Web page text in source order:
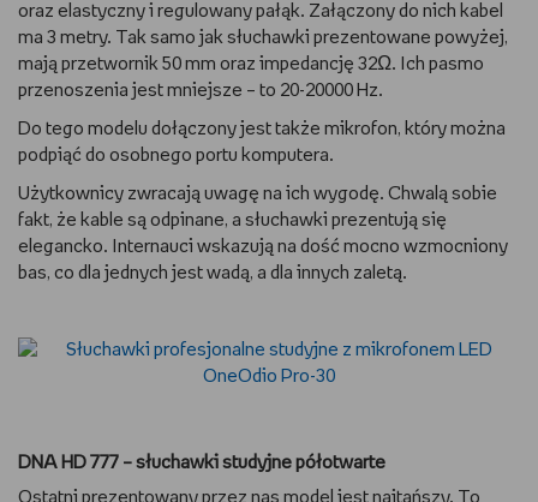
oraz elastyczny i regulowany pałąk. Załączony do nich kabel
ma 3 metry. Tak samo jak słuchawki prezentowane powyżej,
mają przetwornik 50 mm oraz impedancję 32Ω. Ich pasmo
przenoszenia jest mniejsze – to 20-20000 Hz.
Do tego modelu dołączony jest także mikrofon, który można
podpiąć do osobnego portu komputera.
Użytkownicy zwracają uwagę na ich wygodę. Chwalą sobie
fakt, że kable są odpinane, a słuchawki prezentują się
elegancko. Internauci wskazują na dość mocno wzmocniony
bas, co dla jednych jest wadą, a dla innych zaletą.
DNA HD 777 – słuchawki studyjne półotwarte
Ostatni prezentowany przez nas model jest najtańszy. To